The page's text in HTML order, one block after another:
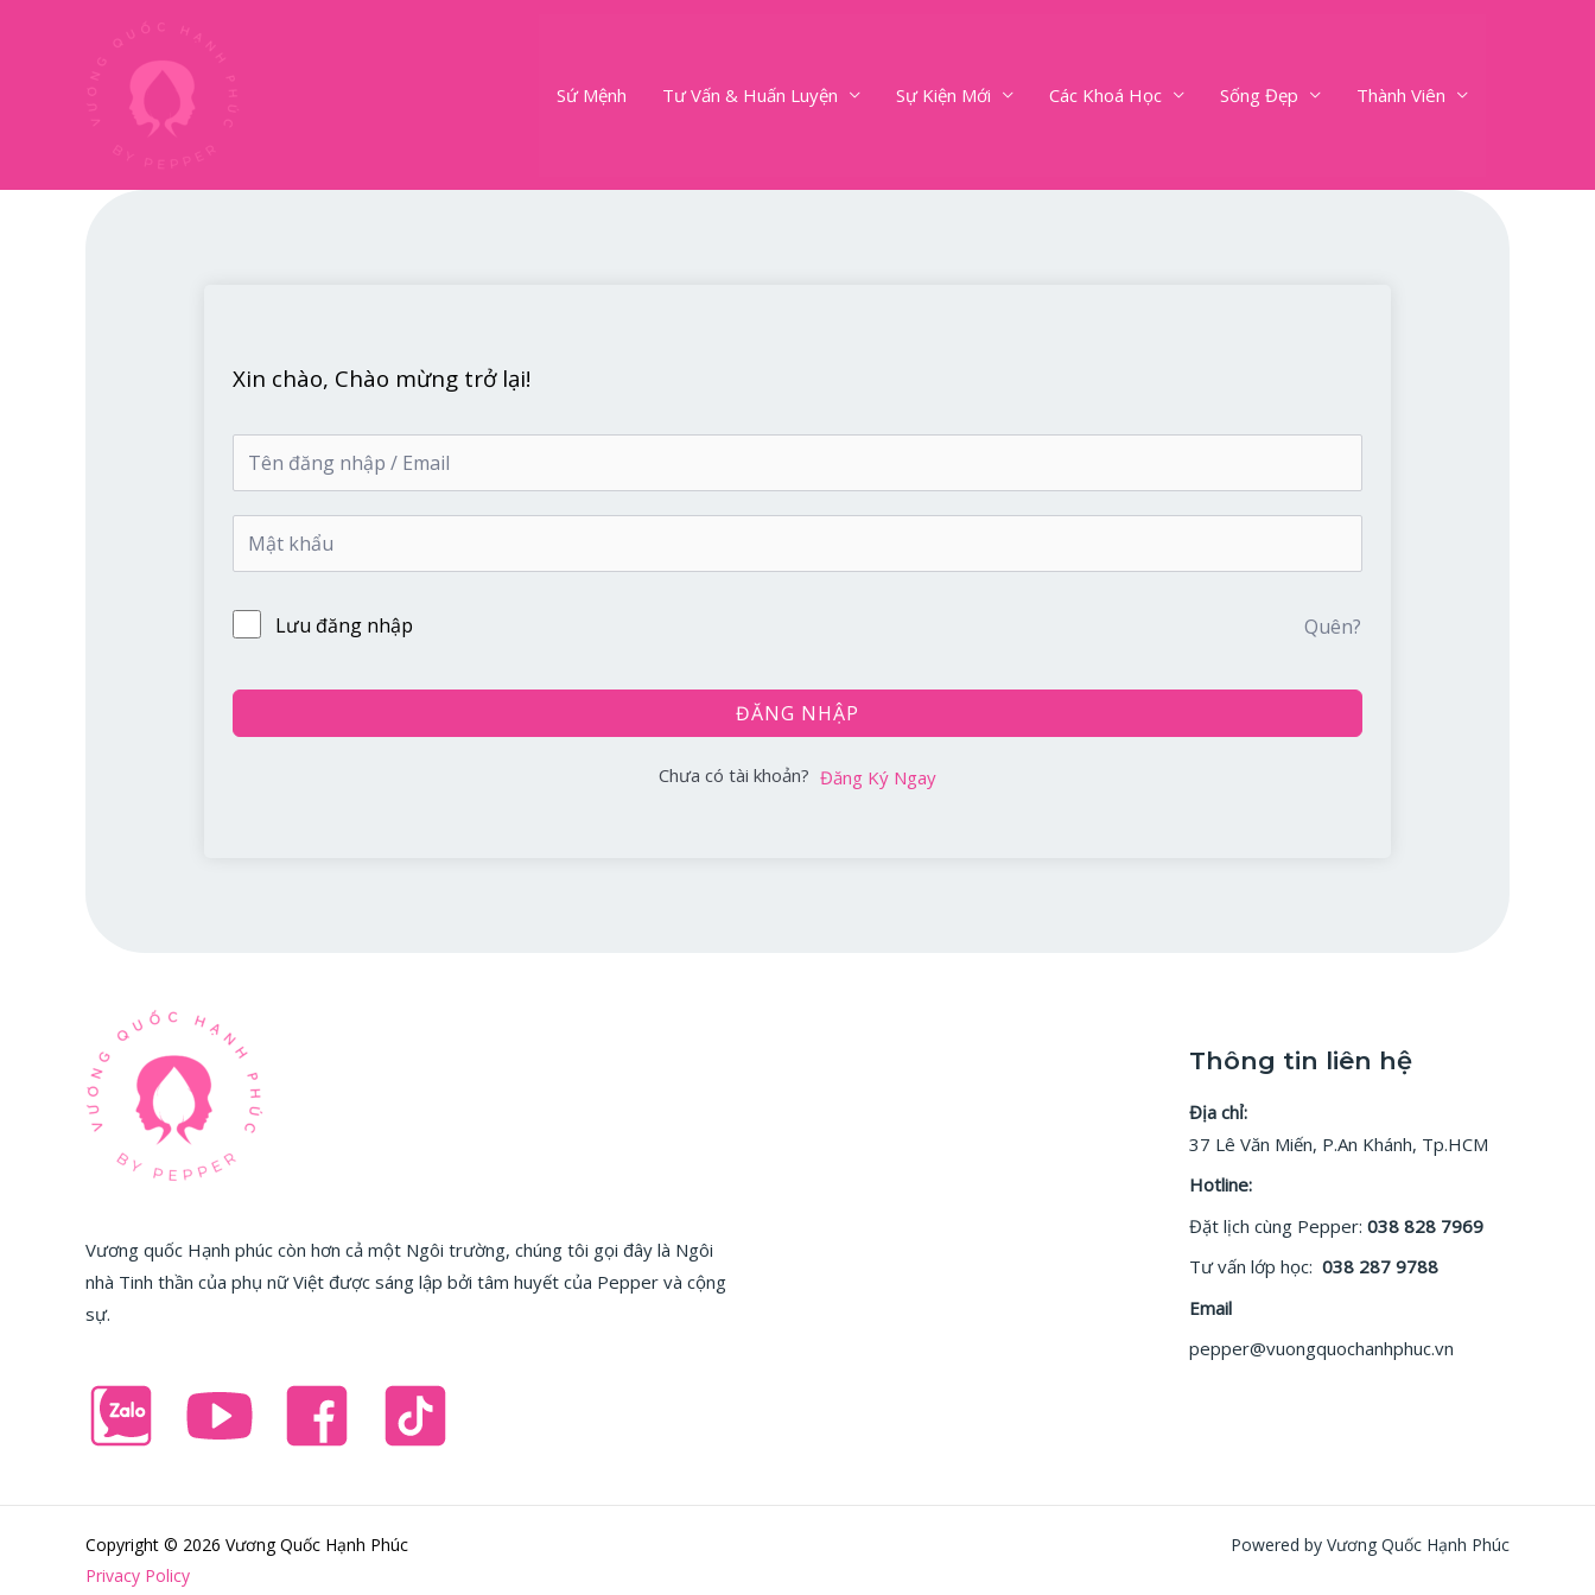
Sứ Mệnh Tư Vấn & Huấn Luyện Sự Kiện Mới Các Khoá Học Sống Đẹp Thành Viên
Xin chào, Chào mừng trở lại!
Lưu đăng nhập Quên?
ĐĂNG NHẬP
Chưa có tài khoản? Đăng Ký Ngay
Vương quốc Hạnh phúc còn hơn cả một Ngôi trường, chúng tôi gọi đây là Ngôi
nhà Tinh thần của phụ nữ Việt được sáng lập bởi tâm huyết của Pepper và cộng
sự.
Thông tin liên hệ
Địa chỉ:
37 Lê Văn Miến, P.An Khánh, Tp.HCM
Hotline:
Đặt lịch cùng Pepper: 038 828 7969
Tư vấn lớp học: 038 287 9788
Email
pepper@vuongquochanhphuc.vn
Copyright © 2026 Vương Quốc Hạnh Phúc
Privacy Policy
Powered by Vương Quốc Hạnh Phúc